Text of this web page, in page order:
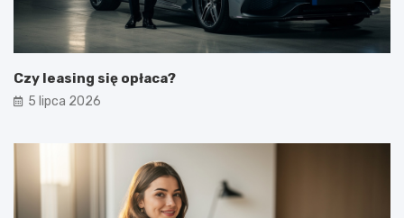
Czy leasing się opłaca?
5 lipca 2026